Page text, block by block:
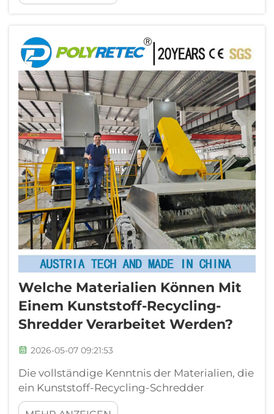
Herausforderung: Wie lassen sich vielfältige
wiederverwendbare Ausgangsstoffe
umwandeln? Ein Kunststoff-Recycling-...
Welche Materialien Können Mit
Einem Kunststoff-Recycling-
Shredder Verarbeitet Werden?
2026-05-07 09:21:53
Die vollständige Kenntnis der Materialien, die
ein Kunststoff-Recycling-Schredder
verarbeiten kann, ist entscheidend für die